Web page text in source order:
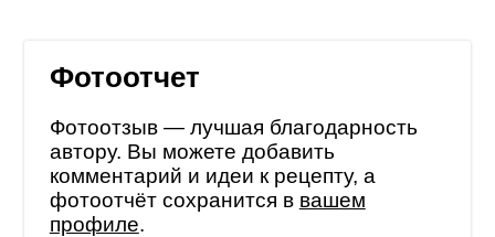
Фотоотчет
Фотоотзыв — лучшая благодарность
автору. Вы можете добавить
комментарий и идеи к рецепту, а
фотоотчёт сохранится в вашем
профиле.